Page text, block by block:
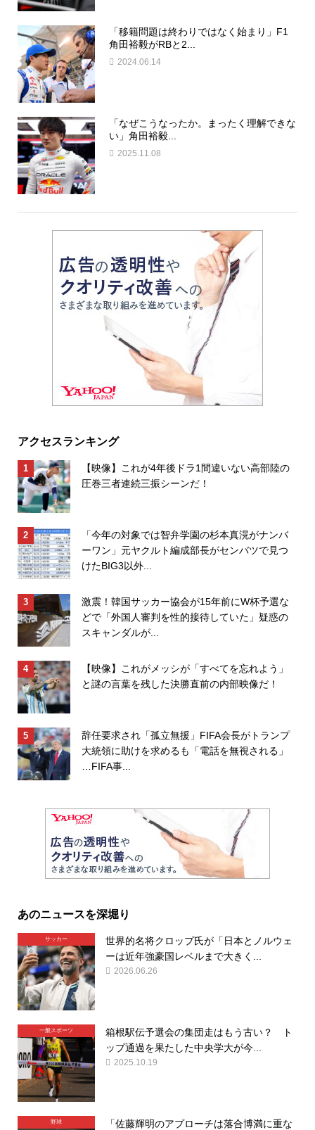
「移籍問題は終わりではなく始まり」F1
角田裕毅がRBと2...
2024.06.14
「なぜこうなったか。まったく理解できな
い」角田裕毅...
2025.11.08
アクセスランキング
【映像】これが4年後ドラ1間違いない高部陸の
圧巻三者連続三振シーンだ！
「今年の対象では智弁学園の杉本真滉がナンバ
ーワン」元ヤクルト編成部長がセンバツで見つ
けたBIG3以外...
激震！韓国サッカー協会が15年前にW杯予選な
どで「外国人審判を性的接待していた」疑惑の
スキャンダルが...
【映像】これがメッシが「すべてを忘れよう」
と謎の言葉を残した決勝直前の内部映像だ！
辞任要求され「孤立無援」FIFA会長がトランプ
大統領に助けを求めるも「電話を無視される」
…FIFA事...
あのニュースを深堀り
サッカー
世界的名将クロップ氏が「日本とノルウェ
ーは近年強豪国レベルまで大きく...
2026.06.26
一般スポーツ
箱根駅伝予選会の集団走はもう古い？ ト
ップ通過を果たした中央学大が今...
2025.10.19
野球
「佐藤輝明のアプローチは落合博満に重な